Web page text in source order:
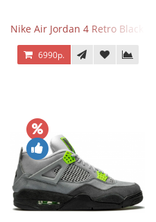
Nike Air Jordan 4 Retro Black Cat
6990р.